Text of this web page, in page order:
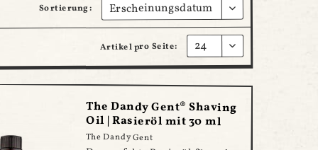
Sortierung:
Artikel pro Seite:
The Dandy Gent® Shaving
Oil | Rasieröl mit 30 ml
The Dandy Gent